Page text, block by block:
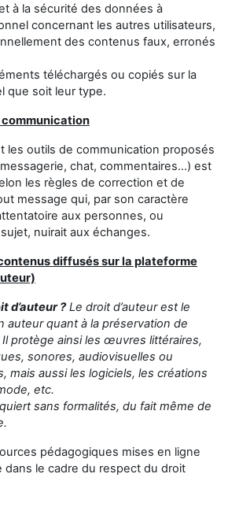
à la sécurité des données à
concernant les autres utilisateurs,
des contenus faux, erronés
téléchargés ou copiés sur la
que soit leur type.
communication
les outils de communication proposés
chat, commentaires...) est
les règles de correction et de
message qui, par son caractère
aux personnes, ou
nuirait aux échanges.
diffusés sur la plateforme
d’auteur ?Le droit d’auteur est le
auteur quant à la préservation de
Il protège ainsi les œuvres littéraires,
sonores, audiovisuelles ou
mais aussi les logiciels, les créations
etc.
sans formalités, du fait même de
pédagogiques mises en ligne
dans le cadre du respect du droit